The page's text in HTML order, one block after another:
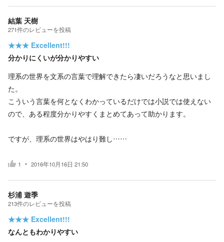
結葉 天樹
271件のレビューを投稿
★★★ Excellent!!!
分かりにくいが分かりやすい
理系の世界を文系の言葉で理解できたら凄いだろうなと思いまし
た。
こういう言葉を何となくわかっているだけでは小説では使えない
ので、ある程度分かりやすくまとめてあって助かります。
ですが、理系の世界はやはり難し……
1 2016年10月16日 21:50
杉浦 遊季
213件のレビューを投稿
★★★ Excellent!!!
なんともわかりやすい